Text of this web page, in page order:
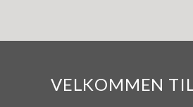
VELKOMMEN